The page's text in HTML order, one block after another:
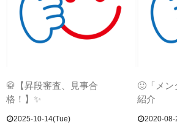
🥋【昇段審査、見事合
格！】✨
2025-10-14(Tue)
🙂「メン
紹介
2020-08-